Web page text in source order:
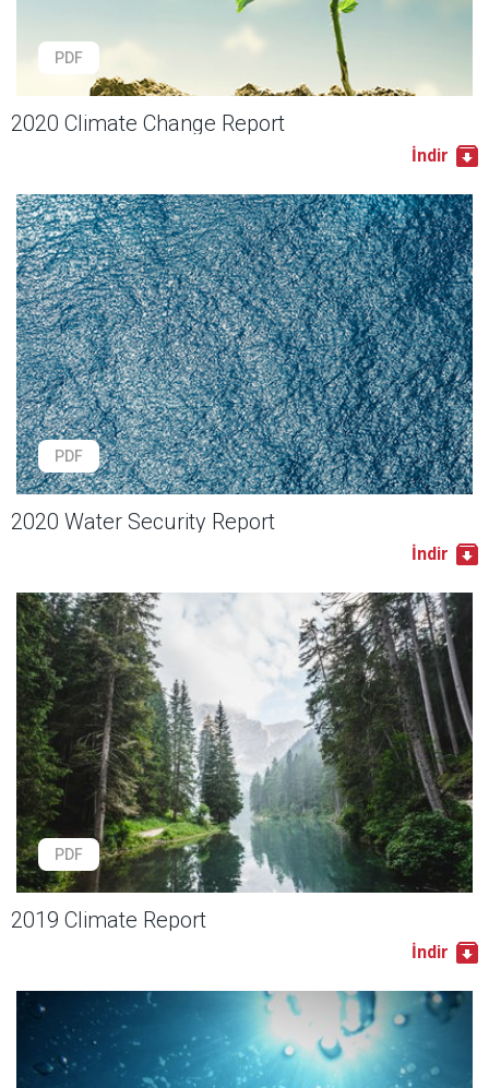
PDF
2020 Climate Change Report
İndir
PDF
2020 Water Security Report
İndir
PDF
2019 Climate Report
İndir